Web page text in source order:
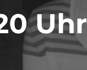
Uhr